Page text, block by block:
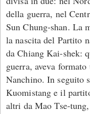
della guerra, nel
Sun Chung-shan. La
la nascita del Partito
da Chiang Kai-shek:
guerra, aveva
Nanchino. In seguito
Kuomistang e il
altri da Mao Tse-